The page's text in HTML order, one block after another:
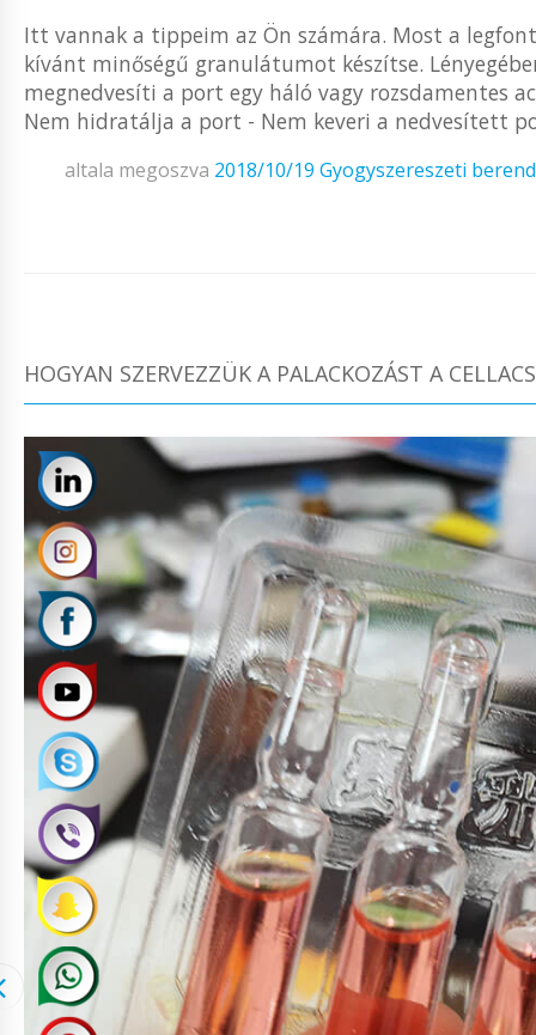
Itt vannak a tippeim az Ön számára. Most a
kívánt minőségű granulátumot készítse.
megnedvesíti a port egy háló vagy rozsdamentes
Nem hidratálja a port - Nem keveri a nedvesített
altala megoszva 2018/10/19 Gyogyszereszeti
HOGYAN SZERVEZZÜK A PALACKOZÁST A